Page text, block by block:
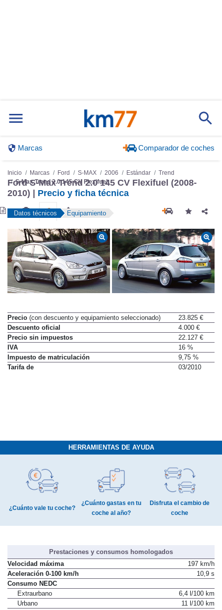
Marcas Comparador de coches
Inicio Marcas Ford S-MAX 2006 Estándar
Trend
S-Max Trend 2.0 145 CV Flexifuel
Ford S-Max Trend 2.0 145 CV Flexifuel (2008-
2010) | Precio y ficha técnica
Datos técnicos Equipamiento
Precio (con descuento y equipamiento seleccionado)
23.825 €
Descuento oficial
4.000 €
Precio sin impuestos
22.127 €
IVA
16 %
Impuesto de matriculación
9,75 %
Tarifa de
03/2010
HERRAMIENTAS DE AYUDA
¿Cuánto vale tu coche?
¿Cuánto gastas en tu
coche al año?
Disfruta el cambio de
coche
Prestaciones y consumos homologados
Velocidad máxima
197 km/h
Aceleración 0-100 km/h
10,9 s
Consumo NEDC
Extraurbano
6,4 l/100 km
Urbano
11 l/100 km